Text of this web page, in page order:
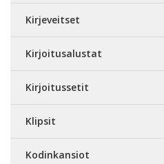
Kirjeveitset
Kirjoitusalustat
Kirjoitussetit
Klipsit
Kodinkansiot